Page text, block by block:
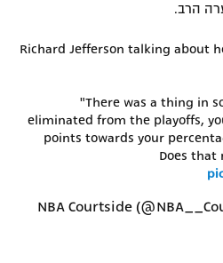
הרב.
Richard Jefferson talking about
"There was a thing in
eliminated from the playoffs,
points towards your
Does that